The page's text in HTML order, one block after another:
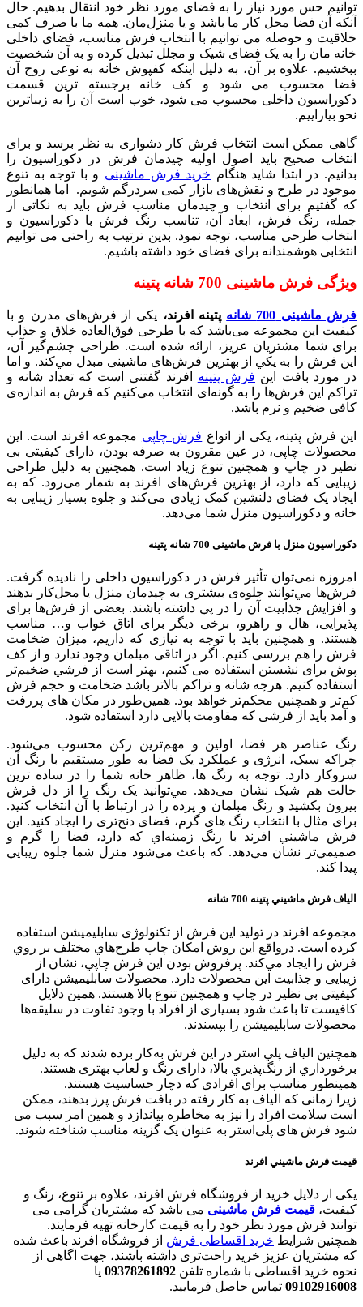
توانیم حس مورد نیاز را به فضای مورد نظر خود انتقال بدهیم. حال
آنکه آن فضا محل کار ما باشد و یا منزل‌مان. همه ما با صرف کمی
خلاقیت و حوصله می توانیم با انتخاب فرش مناسب، فضای داخلی
خانه مان را به یک فضای شیک و مجلل تبدیل کرده و به آن شخصیت
ببخشیم. علاوه بر آن، به دلیل اینکه کفپوش خانه به نوعی روح آن
فضا محسوب می شود و کف خانه برجسته ترین قسمت
دکوراسیون داخلی محسوب می شود، خوب است آن را به زیباترین
نحو بیاراییم.
گاهی ممکن است انتخاب فرش کار دشواری به نظر برسد و برای
انتخاب صحیح باید اصول اولیه چیدمان فرش در دکوراسیون را
بدانیم. در ابتدا شاید هنگام خرید فرش ماشینی و با توجه به تنوع
موجود در طرح و نقش‌های بازار کمی سردرگم شویم. اما همانطور
که گفتیم برای انتخاب و چیدمان مناسب فرش باید به نکاتی از
جمله، رنگ فرش، ابعاد آن، تناسب رنگ فرش با دکوراسیون و
انتخاب طرحی مناسب، توجه نمود. بدین ترتیب به راحتی می توانیم
انتخابی هوشمندانه برای فضای خود داشته باشیم.
ویژگی فرش ماشینی 700 شانه پتینه
فرش ماشینی 700 شانه پتینه افرند، یکی از فرش‌های مدرن و با
کیفیت این مجموعه می‌باشد که با طرحی فوق‌العاده خلاق و جذاب
برای شما مشتریان عزیز، ارائه شده است. طراحی چشم‌گیر آن،
اين فرش را به يكي از بهترین فرش‌های ماشینی مبدل مي‌كند. و اما
در مورد بافت این فرش پتینه افرند گفتنی است که تعداد شانه و
تراکم این فرش‌ها را به گونه‌ای انتخاب می‌کنیم که فرش به اندازه‌ی
کافی ضخیم و نرم باشد.
این فرش پتینه، یکی از انواع فرش چاپی مجموعه افرند است. این
محصولات چاپی، در عین مقرون به صرفه بودن، دارای کیفیتی بی
نظیر در چاپ و همچنین تنوع زیاد است. همچنین به دلیل طراحی
زیبایی که دارد، از بهترین فرش‌های افرند به شمار می‌رود. که به
ایجاد یک فضای دلنشین کمک زیادی می‌کند و جلوه بسیار زیبایی به
خانه و دکوراسیون منزل شما می‌دهد.
دکوراسیون منزل با فرش ماشینی 700 شانه پتینه
امروزه نمی‌توان تأثیر فرش در دکوراسیون داخلی را نادیده گرفت.
فرش‌ها مي‌توانند جلوه‌ی بیشتری به چیدمان منزل یا محل‌کار بدهند
و افزايش جذابيت آن را در پي داشته باشند. بعضی از فرش‌ها برای
پذیرایی، هال و راهرو، برخی دیگر برای اتاق خواب و… مناسب
هستند. و همچنین باید با توجه به نیازی که داریم، میزان ضخامت
فرش را هم بررسی کنیم. اگر در اتاقی مبلمان وجود ندارد و از کف
پوش برای نشستن استفاده می کنیم، بهتر است از فرشي ضخيم‌تر
استفاده كنيم. هرچه شانه و تراکم بالاتر باشد ضخامت و حجم فرش
کم‌تر و همچنين محكم‌تر خواهد بود. همين‌طور در مکان های پررفت
و آمد باید از فرشی که مقاومت بالایی دارد استفاده شود.
رنگ عناصر هر فضا، اولین و مهم‌ترین رکن محسوب می‌شود.
چراكه سبک، انرژی و عملکرد یک فضا به طور مستقیم با رنگ آن
سروکار دارد. توجه به رنگ ها، ظاهر خانه شما را در ساده ترین
حالت هم شیک نشان می‌دهد. مي‌توانيد یک رنگ را از دل فرش
بیرون بکشید و رنگ مبلمان و پرده را در ارتباط با آن انتخاب کنید.
برای مثال با انتخاب رنگ های گرم، فضای دنج‌تری را ایجاد کنید. اين
فرش ماشيني افرند با رنگ زمينه‌اي كه دارد، فضا را گرم‌ و
صميمي‌تر نشان مي‌دهد. كه باعث مي‌شود منزل شما جلوه زيبايي
پيدا كند.
الياف فرش ماشيني پتينه 700 شانه
مجموعه افرند در توليد اين فرش از تكنولوژی سابليميشن استفاده
کرده است. درواقع اين روش امكان چاپ طرح‌هاي مختلف بر روي
فرش را ايجاد مي‌كند. پرفروش بودن اين فرش‌ چاپي، نشان از
زیبایی و جذابیت این محصولات دارد. محصولات سابلیمیشن دارای
کیفیتی بی نظیر در چاپ و همچنین تنوع بالا هستند. همين دلایل
کافیست تا باعث شود بسیاری از افراد با وجود تفاوت در سلیقه‌ها
محصولات سابلیمیشن را بپسندند.
همچنين الياف پلي استر در اين فرش به‌كار برده شدند كه به دليل
برخورداري از رنگ‌پذيري بالا، دارای رنگ و لعاب بهتری هستند.
همينطور مناسب براي افرادی كه دچار حساسيت هستند.
زیرا زمانی که الیاف به کار رفته در بافت فرش پرز بدهند، ممکن
است سلامت افراد را نیز به مخاطره بیاندازد و همین امر سبب می
شود فرش های پلی‌استر به عنوان یک گزینه مناسب شناخته شوند.
قيمت فرش ماشيني افرند
یکی از دلایل خرید از فروشگاه فرش افرند، علاوه بر تنوع، رنگ و
کیفیت، قیمت فرش ماشینی می باشد که مشتریان گرامی می
توانند فرش مورد نظر خود را به قیمت کارخانه تهیه فرمایند.
همچنین شرایط خرید اقساطی فرش از فروشگاه افرند باعث شده
که مشتریان عزیز خرید راحت‌تری داشته باشند، جهت اگاهی از
نحوه خرید اقساطی با شماره تلفن 09378261892 یا
09102916008 تماس حاصل فرمایید.